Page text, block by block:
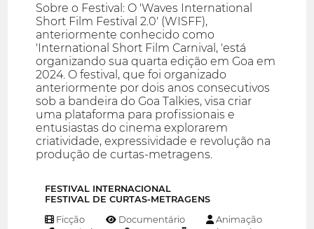
Sobre o Festival: O 'Waves International
Short Film Festival 2.0' (WISFF),
anteriormente conhecido como
'International Short Film Carnival, 'está
organizando sua quarta edição em Goa em
2024. O festival, que foi organizado
anteriormente por dois anos consecutivos
sob a bandeira do Goa Talkies, visa criar
uma plataforma para profissionais e
entusiastas do cinema explorarem
criatividade, expressividade e revolução na
produção de curtas-metragens.
FESTIVAL INTERNACIONAL
FESTIVAL DE CURTAS-METRAGENS
Ficção Documentário
Animação